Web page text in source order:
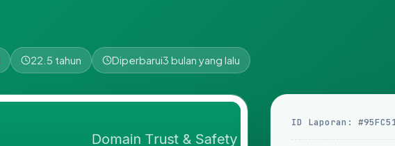
22.5 tahun Diperbarui3 bulan yang lalu
ID Laporan: